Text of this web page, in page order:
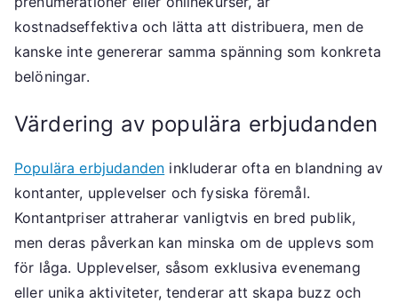
kostnadseffektiva och lätta att distribuera, men de
kanske inte genererar samma spänning som konkreta
belöningar.
Värdering av populära erbjudanden
Populära erbjudanden inkluderar ofta en blandning av
kontanter, upplevelser och fysiska föremål.
Kontantpriser attraherar vanligtvis en bred publik,
men deras påverkan kan minska om de upplevs som
för låga. Upplevelser, såsom exklusiva evenemang
eller unika aktiviteter, tenderar att skapa buzz och